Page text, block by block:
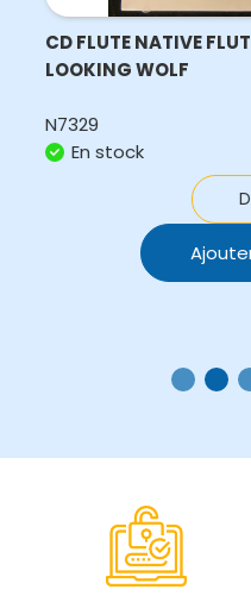
CD FLUTE NATIVE
LOOKING WOLF
N7329
En stock